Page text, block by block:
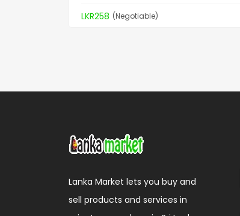
LKR258 (Negotiable)
Lanka Market lets you buy and
sell products and services in